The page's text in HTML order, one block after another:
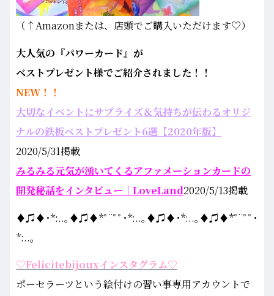
（↑Amazonまたは、店頭でご購入いただけます♡）
大人気の『パワーカード』が
ベストプレゼント様でご紹介されました！！
NEW！！
大切なイベントにサプライズ＆気持ちが伝わるオリジ
ナルの鉄板ベストプレゼント6選【2020年版】
2020/5/31掲載
みるみる元気が湧いてくるアファメーションカードの
開発秘話をインタビュー｜LoveLand2020/5/13掲載
♦♫♦･*:..｡♦♫♦*ﾟ¨ﾟﾟ･*:..｡♦♫♦･*:..｡♦♫♦*ﾟ¨ﾟﾟ･
*:..｡
♡Felicitebijouxインスタグラム♡
ポーセラーツという絵付けの習い事専用アカウントで